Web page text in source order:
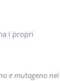
i propri
e mutageno nei